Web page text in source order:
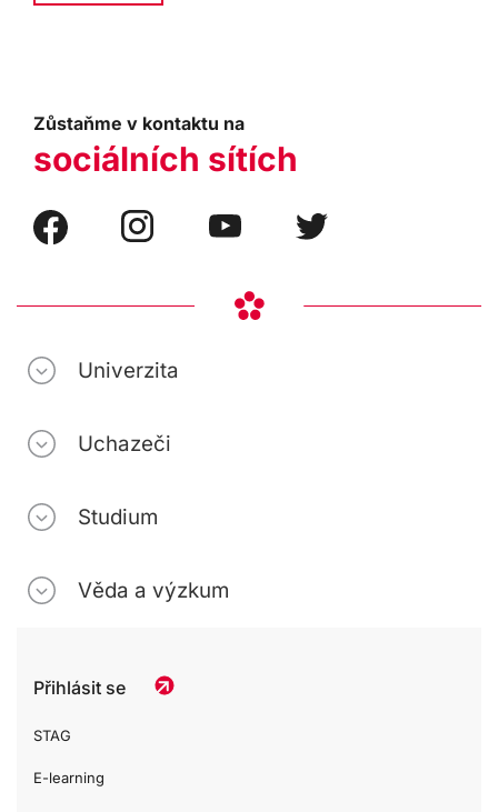
Zůstaňme v kontaktu na
sociálních sítích
Univerzita
Uchazeči
Studium
Věda a výzkum
Přihlásit se
STAG
E-learning